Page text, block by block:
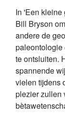
In 'Een
Bill Bryson
andere de
paleontologie
te ontsluiten.
spannende
vielen tijdens
plezier zullen